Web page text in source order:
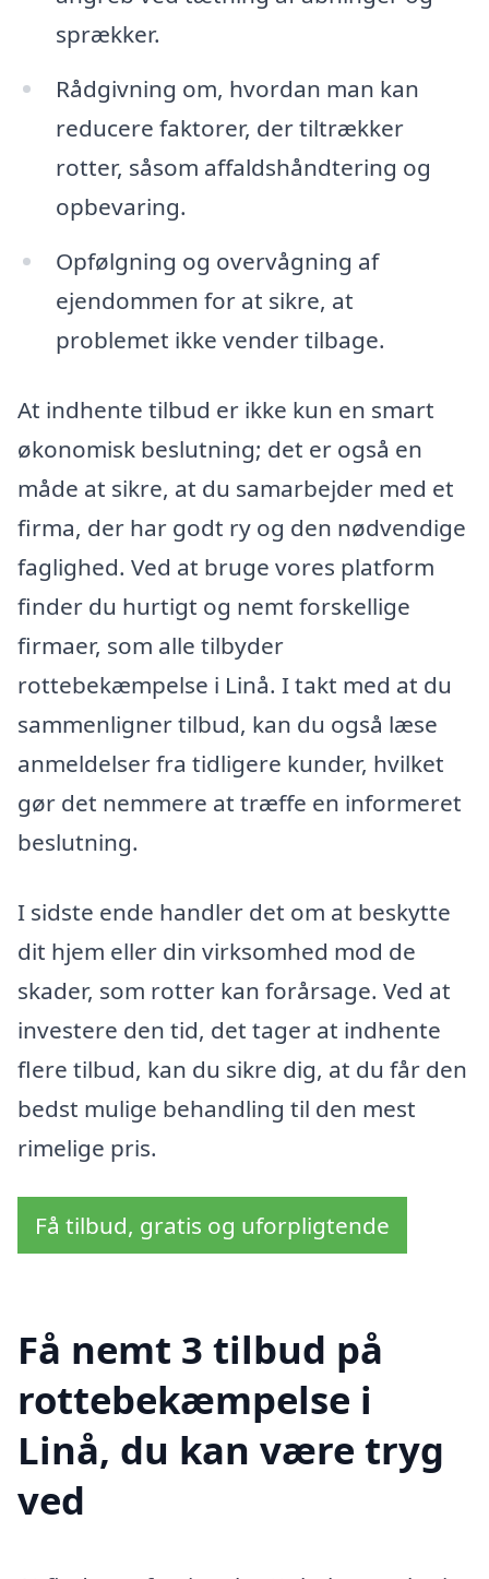
sprækker.
Rådgivning om, hvordan man kan
reducere faktorer, der tiltrækker
rotter, såsom affaldshåndtering og
opbevaring.
Opfølgning og overvågning af
ejendommen for at sikre, at
problemet ikke vender tilbage.
At indhente tilbud er ikke kun en smart
økonomisk beslutning; det er også en
måde at sikre, at du samarbejder med et
firma, der har godt ry og den nødvendige
faglighed. Ved at bruge vores platform
finder du hurtigt og nemt forskellige
firmaer, som alle tilbyder
rottebekæmpelse i Linå. I takt med at du
sammenligner tilbud, kan du også læse
anmeldelser fra tidligere kunder, hvilket
gør det nemmere at træffe en informeret
beslutning.
I sidste ende handler det om at beskytte
dit hjem eller din virksomhed mod de
skader, som rotter kan forårsage. Ved at
investere den tid, det tager at indhente
flere tilbud, kan du sikre dig, at du får den
bedst mulige behandling til den mest
rimelige pris.
Få tilbud, gratis og uforpligtende
Få nemt 3 tilbud på
rottebekæmpelse i
Linå, du kan være tryg
ved